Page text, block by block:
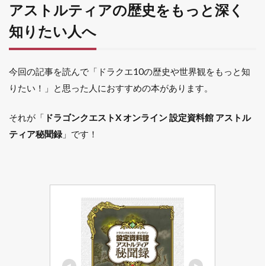
アストルティアの歴史をもっと深く
知りたい人へ
今回の記事を読んで「ドラクエ10の歴史や世界観をもっと知
りたい！」と思った人におすすめの本があります。
それが「 ドラゴンクエストX オンライン 設定資料館 アストル
ティア秘聞録」です！